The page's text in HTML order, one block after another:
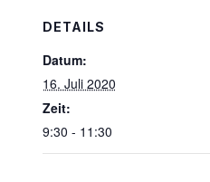
DETAILS
Datum:
16. Juli 2020
Zeit:
9:30 - 11:30